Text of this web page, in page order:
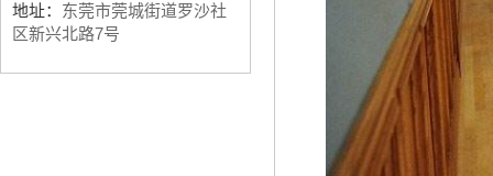
地址： 东莞市莞城街道罗沙社
区新兴北路7号